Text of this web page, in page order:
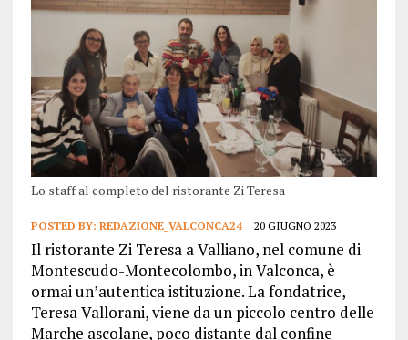
Lo staff al completo del ristorante Zi Teresa
POSTED BY: REDAZIONE_VALCONCA24 20 GIUGNO 2023
Il ristorante Zi Teresa a Valliano, nel comune di
Montescudo-Montecolombo, in Valconca, è
ormai un’autentica istituzione. La fondatrice,
Teresa Vallorani, viene da un piccolo centro delle
Marche ascolane, poco distante dal confine